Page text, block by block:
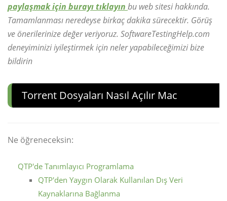
paylaşmak için burayı tıklayın bu web sitesi hakkında.
Tamamlanması neredeyse birkaç dakika sürecektir. Görüş
ve önerilerinize değer veriyoruz. SoftwareTestingHelp.com
deneyiminizi iyileştirmek için neler yapabileceğimizi bize
bildirin
Torrent Dosyaları Nasıl Açılır Mac
Ne öğreneceksin:
QTP'de Tanımlayıcı Programlama
QTP'den Yaygın Olarak Kullanılan Dış Veri
Kaynaklarına Bağlanma